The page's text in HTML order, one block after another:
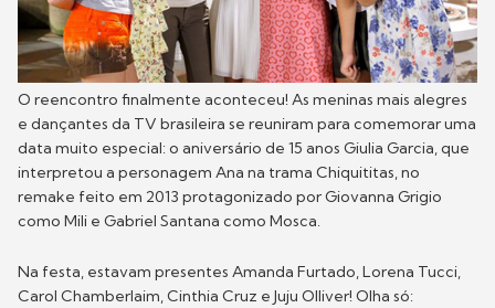
O reencontro finalmente aconteceu! As meninas mais alegres
e dançantes da TV brasileira se reuniram para comemorar uma
data muito especial: o aniversário de 15 anos Giulia Garcia, que
interpretou a personagem Ana na trama Chiquititas, no
remake feito em 2013 protagonizado por Giovanna Grigio
como Mili e Gabriel Santana como Mosca.
Na festa, estavam presentes Amanda Furtado, Lorena Tucci,
Carol Chamberlaim, Cinthia Cruz e Juju Olliver! Olha só: